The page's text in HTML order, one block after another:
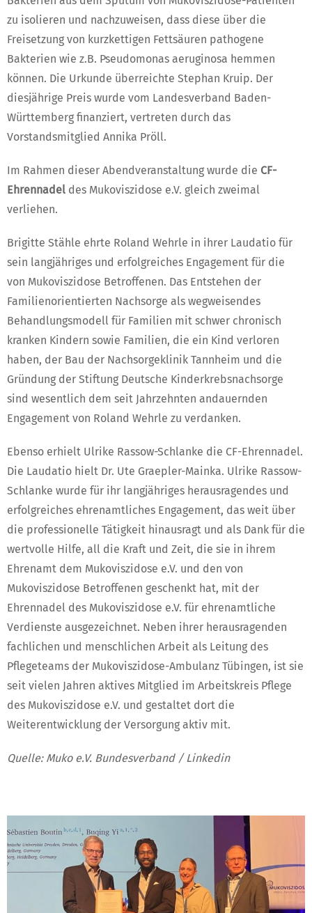
zu isolieren und nachzuweisen, dass diese über die
Freisetzung von kurzkettigen Fettsäuren pathogene
Bakterien wie z.B. Pseudomonas aeruginosa hemmen
können. Die Urkunde überreichte Stephan Kruip. Der
diesjährige Preis wurde vom Landesverband Baden-
Württemberg finanziert, vertreten durch das
Vorstandsmitglied Annika Pröll.
Im Rahmen dieser Abendveranstaltung wurde die CF-
Ehrennadel des Mukoviszidose e.V. gleich zweimal
verliehen.
Brigitte Stähle ehrte Roland Wehrle in ihrer Laudatio für
sein langjähriges und erfolgreiches Engagement für die
von Mukoviszidose Betroffenen. Das Entstehen der
Familienorientierten Nachsorge als wegweisendes
Behandlungsmodell für Familien mit schwer chronisch
kranken Kindern sowie Familien, die ein Kind verloren
haben, der Bau der Nachsorgeklinik Tannheim und die
Gründung der Stiftung Deutsche Kinderkrebsnachsorge
sind wesentlich dem seit Jahrzehnten andauernden
Engagement von Roland Wehrle zu verdanken.
Ebenso erhielt Ulrike Rassow-Schlanke die CF-Ehrennadel.
Die Laudatio hielt Dr. Ute Graepler-Mainka. Ulrike Rassow-
Schlanke wurde für ihr langjähriges herausragendes und
erfolgreiches ehrenamtliches Engagement, das weit über
die professionelle Tätigkeit hinausragt und als Dank für die
wertvolle Hilfe, all die Kraft und Zeit, die sie in ihrem
Ehrenamt dem Mukoviszidose e.V. und den von
Mukoviszidose Betroffenen geschenkt hat, mit der
Ehrennadel des Mukoviszidose e.V. für ehrenamtliche
Verdienste ausgezeichnet. Neben ihrer herausragenden
fachlichen und menschlichen Arbeit als Leitung des
Pflegeteams der Mukoviszidose-Ambulanz Tübingen, ist sie
seit vielen Jahren aktives Mitglied im Arbeitskreis Pflege
des Mukoviszidose e.V. und gestaltet dort die
Weiterentwicklung der Versorgung aktiv mit.
Quelle: Muko e.V. Bundesverband / Linkedin